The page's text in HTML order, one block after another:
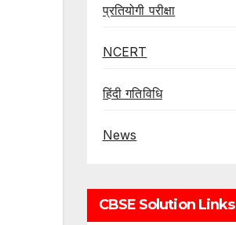
प्रतियोगी परीक्षा
NCERT
हिंदी गतिविधि
News
CBSE Solution Links